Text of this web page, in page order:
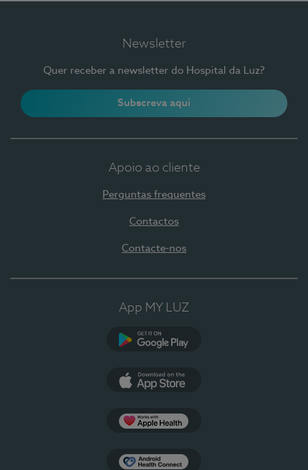
Newsletter
Quer receber a newsletter do Hospital da Luz?
Subscreva aqui
Apoio ao cliente
Perguntas frequentes
Contactos
Contacte-nos
App MY LUZ